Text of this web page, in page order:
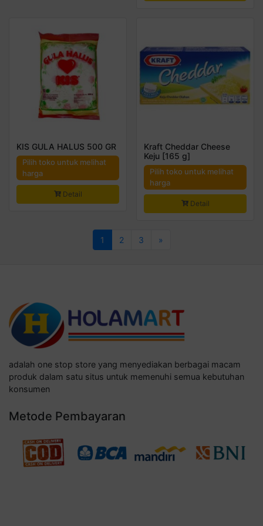
KIS GULA HALUS 500 GR
Pilih toko untuk melihat
harga
Detail
Kraft Cheddar Cheese
Keju [165 g]
Pilih toko untuk melihat
harga
Detail
1 2 3 »
adalah one stop store yang menyediakan berbagai macam
produk dalam satu situs untuk memenuhi semua kebutuhan
konsumen
Metode Pembayaran